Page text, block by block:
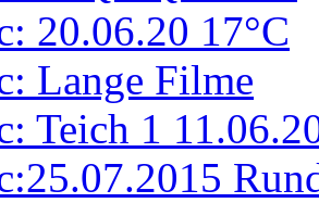
20.06.20 17°C
Lange Filme
Teich 1